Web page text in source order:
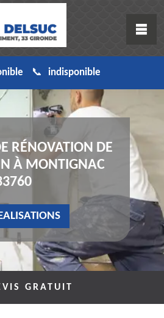
indisponible
RÉNOVATION DE
À MONTIGNAC
GRATUIT